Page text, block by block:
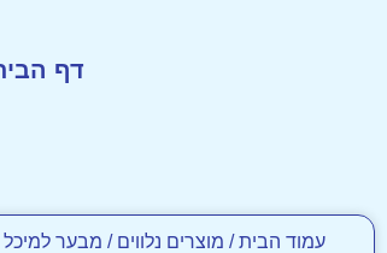
דף
עמוד הבית/ מוצרים נלווים / מבער למיכל